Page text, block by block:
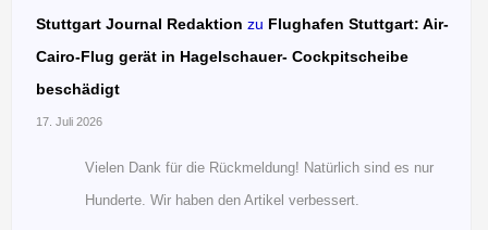
Stuttgart Journal Redaktion zu Flughafen Stuttgart: Air-
Cairo-Flug gerät in Hagelschauer- Cockpitscheibe
beschädigt
17. Juli 2026
Vielen Dank für die Rückmeldung! Natürlich sind es nur
Hunderte. Wir haben den Artikel verbessert.